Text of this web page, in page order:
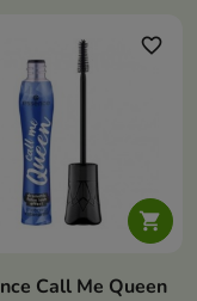

favorite_border
Call Me Queen